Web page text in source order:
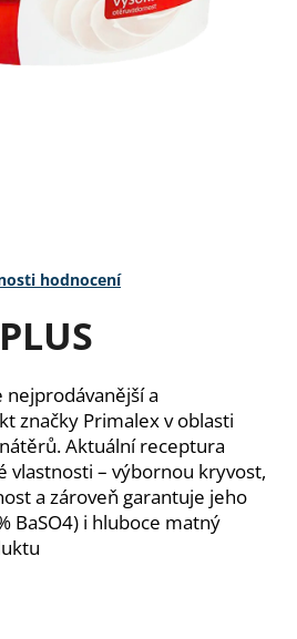
hodnocení
nejprodávanější a
značky Primalex v oblasti
Aktuální receptura
vlastnosti – výbornou kryvost,
a zároveň garantuje jeho
BaSO4) i hluboce matný